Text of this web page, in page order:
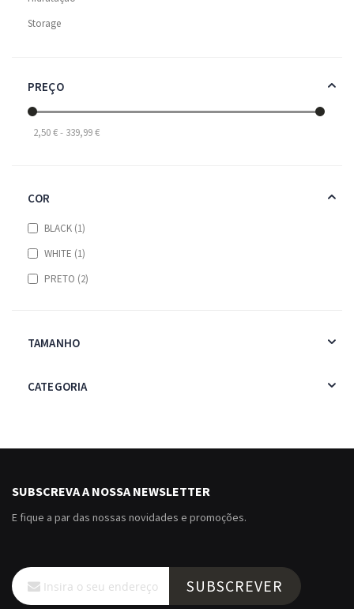
Storage
PREÇO
2,50 € - 339,99 €
COR
BLACK 1item
WHITE 1item
PRETO 2items
TAMANHO
CATEGORIA
SUBSCREVA A NOSSA NEWSLETTER
E fique a par das nossas novidades e promoções.
Subscreva
a
nossa
SUBSCREVER